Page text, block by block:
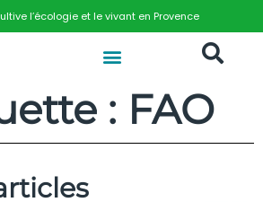
l’écologie et le vivant en Provence
: FAO